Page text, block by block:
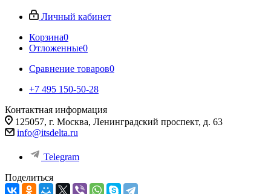
Личный кабинет
Корзина0
Отложенные0
Сравнение товаров0
+7 495 150-50-28
Контактная информация
125057, г. Москва, Ленинградский проспект, д. 63
info@itsdelta.ru
Telegram
Поделиться